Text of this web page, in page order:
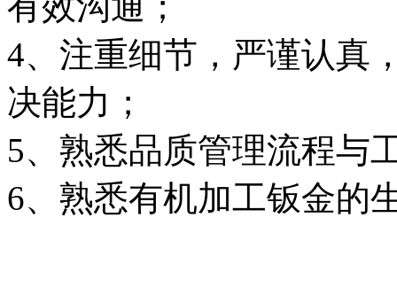
4、注重细节，严谨认真
决能力；
5、熟悉品质管理流程与
6、熟悉有机加工钣金的